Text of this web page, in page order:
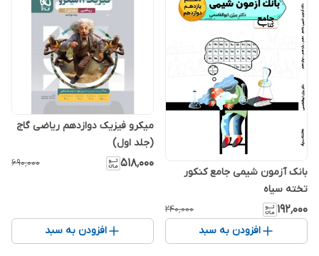
بانک آزمون شیمی جامع کنکور
تخته سیاه
۱۹۲٬۰۰۰ ۲۴۰٬۰۰۰
افزودن به سبد
میکرو فیزیک دوازدهم ریاضی گاج
(جلد اول)
۵۱۸٬۰۰۰ ۶۹۰٬۰۰۰
افزودن به سبد